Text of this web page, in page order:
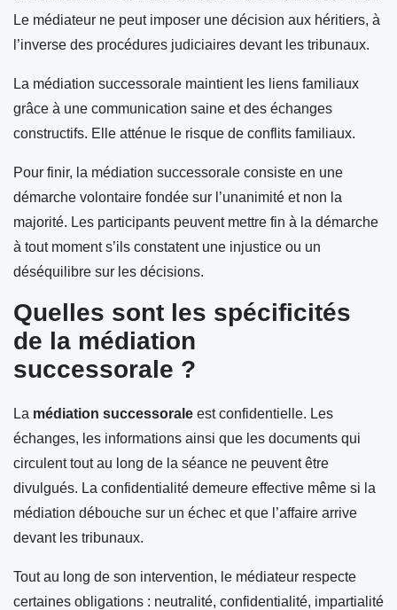
Le médiateur ne peut imposer une décision aux héritiers, à
l’inverse des procédures judiciaires devant les tribunaux.
La médiation successorale maintient les liens familiaux
grâce à une communication saine et des échanges
constructifs. Elle atténue le risque de conflits familiaux.
Pour finir, la médiation successorale consiste en une
démarche volontaire fondée sur l’unanimité et non la
majorité. Les participants peuvent mettre fin à la démarche
à tout moment s’ils constatent une injustice ou un
déséquilibre sur les décisions.
Quelles sont les spécificités
de la médiation
successorale ?
La médiation successorale est confidentielle. Les
échanges, les informations ainsi que les documents qui
circulent tout au long de la séance ne peuvent être
divulgués. La confidentialité demeure effective même si la
médiation débouche sur un échec et que l’affaire arrive
devant les tribunaux.
Tout au long de son intervention, le médiateur respecte
certaines obligations : neutralité, confidentialité, impartialité